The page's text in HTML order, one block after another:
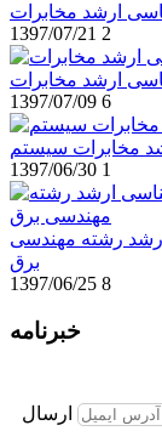
ارشد مخابرات
1397/07/21 2
ارشد مخابرات
1397/07/09 6
مخابرات سیستم
1397/06/30 1
رشته مهندسی
برق
1397/06/25 8
خبرنامه
ارسال